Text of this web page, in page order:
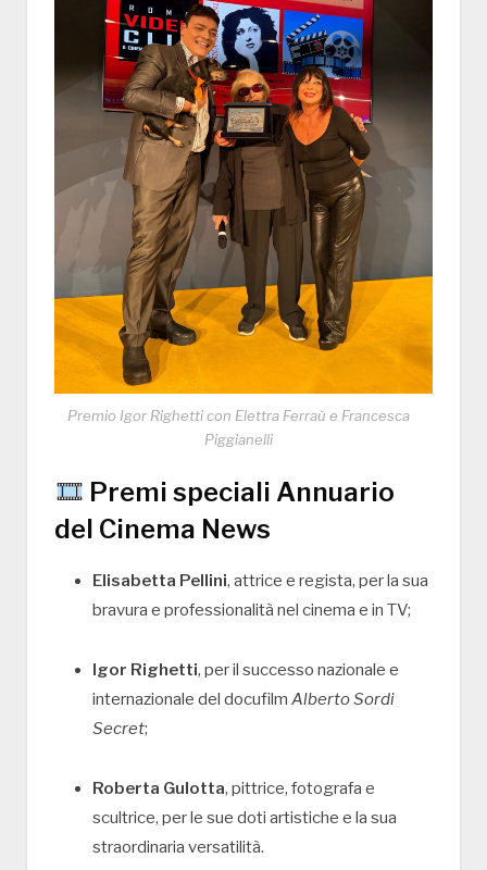
Premio Igor Righetti con Elettra Ferraù e Francesca
Piggianelli
Premi speciali Annuario
del Cinema News
Elisabetta Pellini, attrice e regista, per la sua
bravura e professionalità nel cinema e in TV;
Igor Righetti, per il successo nazionale e
internazionale del docufilm Alberto Sordi
Secret;
Roberta Gulotta, pittrice, fotografa e
scultrice, per le sue doti artistiche e la sua
straordinaria versatilità.